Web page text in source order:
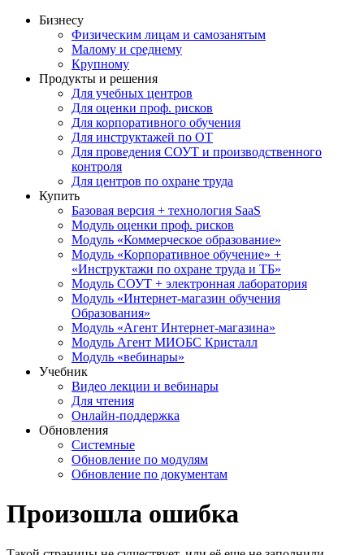
Бизнесу
Физическим лицам и самозанятым
Малому и среднему
Крупному
Продукты и решения
Для учебных центров
Для оценки проф. рисков
Для корпоративного обучения
Для инструктажей по ОТ
Для проведения СОУТ и производственного
контроля
Для центров по охране труда
Купить
Базовая версия + технология SaaS
Модуль оценки проф. рисков
Модуль «Коммерческое образование»
Модуль «Корпоративное обучение» +
«Инструктажи по охране труда и ТБ»
Модуль СОУТ + электронная лаборатория
Модуль «Интернет-магазин обучения
Образования»
Модуль «Агент Интернет-магазина»
Модуль Агент МИОБС Кристалл
Модуль «вебинары»
Учебник
Видео лекции и вебинары
Для чтения
Онлайн-поддержка
Обновления
Системные
Обновление по модулям
Обновление по документам
Произошла ошибка